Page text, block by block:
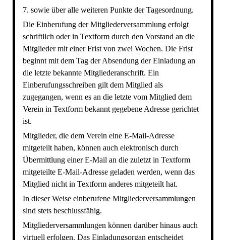
7. sowie über alle weiteren Punkte der Tagesordnung.
Die Einberufung der Mitgliederversammlung erfolgt
schriftlich oder in Textform durch den Vorstand an die
Mitglieder mit einer Frist von zwei Wochen. Die Frist
beginnt mit dem Tag der Absendung der Einladung an
die letzte bekannte Mitgliederanschrift. Ein
Einberufungsschreiben gilt dem Mitglied als
zugegangen, wenn es an die letzte vom Mitglied dem
Verein in Textform bekannt gegebene Adresse gerichtet
ist.
Mitglieder, die dem Verein eine E-Mail-Adresse
mitgeteilt haben, können auch elektronisch durch
Übermittlung einer E-Mail an die zuletzt in Textform
mitgeteilte E-Mail-Adresse geladen werden, wenn das
Mitglied nicht in Textform anderes mitgeteilt hat.
In dieser Weise einberufene Mitgliederversammlungen
sind stets beschlussfähig.
Mitgliederversammlungen können darüber hinaus auch
virtuell erfolgen. Das Einladungsorgan entscheidet